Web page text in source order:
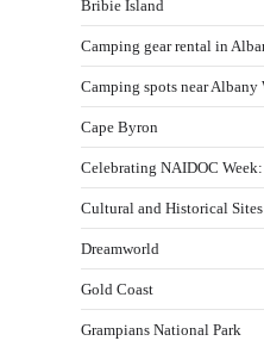
Bribie Island
Camping gear rental in
Camping spots near Albany
Cape Byron
Celebrating NAIDOC
Cultural and Historical Sites
Dreamworld
Gold Coast
Grampians National Park